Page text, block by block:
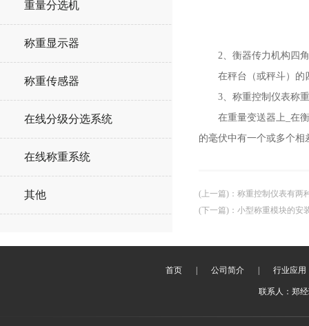
重量分选机
称重显示器
称重传感器
在线分级分选系统
在线称重系统
其他
2、衡器传力机构四角
在秤台（或秤斗）的四
3、称重控制仪表称重
在重量变送器上_在衡
的毫伏中有一个或多个
(上一篇) ： 称重控制仪表有两
(下一篇) ： 小型称重模块的安
首页 | 公司简介 | 行业应用
联系人：郑